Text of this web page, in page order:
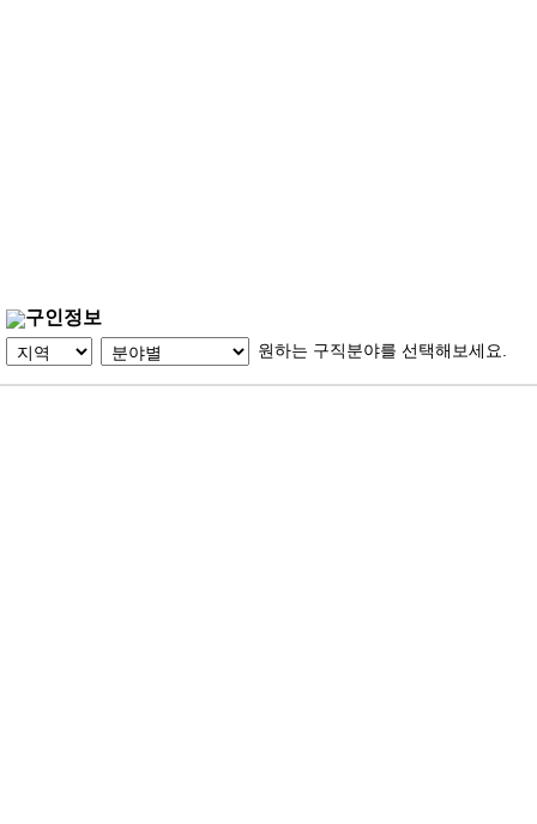
구인정보
원하는 구직분야를 선택해보세요.